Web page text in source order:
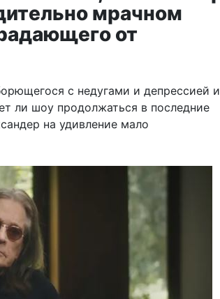
мрачном
от
с недугами и депрессией и
ли шоу продолжаться в последние
на удивление мало